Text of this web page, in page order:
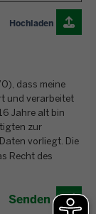
Hochladen
dass meine
und verarbeitet
Jahre alt bin
zur
vorliegt. Die
Recht des
Senden